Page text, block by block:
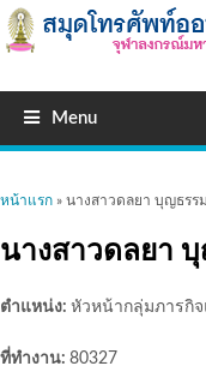
Menu
คุณอยู่ที่นี่
หน้าแรก » นางสาวดลยา บุญธรรม
นางสาวดลยา
ตำแหน่ง: หัวหน้ากลุ่มภารกิจ
ที่ทำงาน: 80327